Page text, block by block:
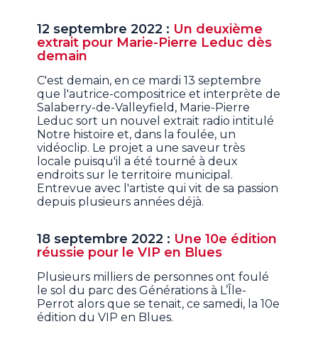
12 septembre 2022 : Un deuxième
extrait pour Marie-Pierre Leduc dès
demain
C'est demain, en ce mardi 13 septembre
que l'autrice-compositrice et interprète de
Salaberry-de-Valleyfield, Marie-Pierre
Leduc sort un nouvel extrait radio intitulé
Notre histoire et, dans la foulée, un
vidéoclip. Le projet a une saveur très
locale puisqu'il a été tourné à deux
endroits sur le territoire municipal.
Entrevue avec l'artiste qui vit de sa passion
depuis plusieurs années déjà.
18 septembre 2022 : Une 10e édition
réussie pour le VIP en Blues
Plusieurs milliers de personnes ont foulé
le sol du parc des Générations à L’Île-
Perrot alors que se tenait, ce samedi, la 10e
édition du VIP en Blues.